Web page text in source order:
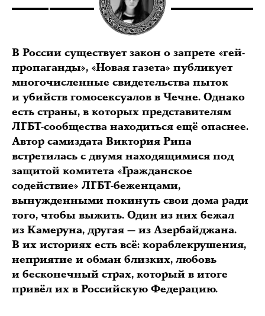
В России существует закон о запрете «гей-
пропаганды», «Новая газета» публикует
многочисленные свидетельства пыток
и убийств гомосексуалов в Чечне. Однако
есть страны, в которых представителям
ЛГБТ-сообщества находиться ещё опаснее.
Автор самиздата Виктория Рипа
встретилась с двумя находящимися под
защитой комитета «Гражданское
содействие» ЛГБТ-беженцами,
вынужденными покинуть свои дома ради
того, чтобы выжить. Один из них бежал
из Камеруна, другая — из Азербайджана.
В их историях есть всё: кораблекрушения,
неприятие и обман близких, любовь
и бесконечный страх, который в итоге
привёл их в Российскую Федерацию.